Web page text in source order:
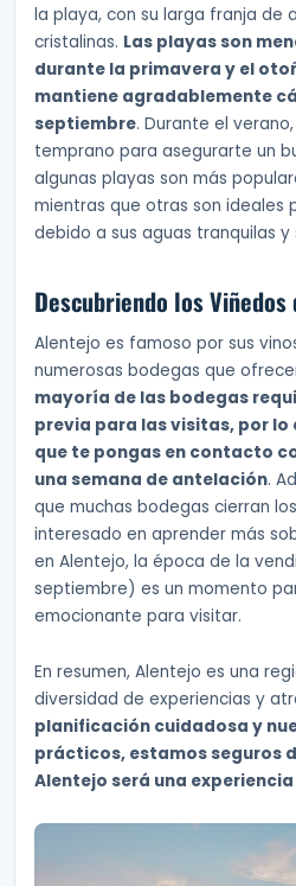
la playa, con su larga franja de
cristalinas. Las playas son
durante la primavera y el
mantiene agradablemente
septiembre. Durante el
temprano para asegurarte un
algunas playas son más
mientras que otras son ideales
debido a sus aguas tranquilas
Descubriendo los
Alentejo es famoso por sus
numerosas bodegas que
mayoría de las bodegas
previa para las visitas, por
que te pongas en contacto
una semana de antelación.
que muchas bodegas cierran
interesado en aprender más
en Alentejo, la época de la
septiembre) es un momento
emocionante para visitar.
En resumen, Alentejo es una
diversidad de experiencias y
planificación cuidadosa y
prácticos, estamos seguros
Alentejo será una